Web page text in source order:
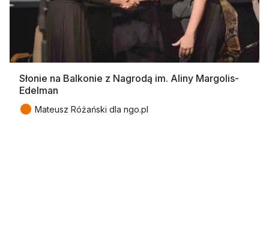
Słonie na Balkonie z Nagrodą im. Aliny Margolis-
Edelman
● Mateusz Różański dla ngo.pl